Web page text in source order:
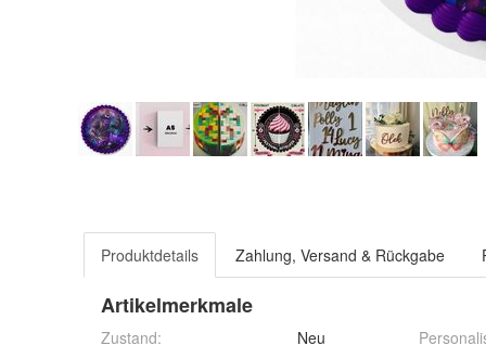
Produktdetails Zahlung, Versand & Rückgabe
Artikelmerkmale
Zustand:
Neu